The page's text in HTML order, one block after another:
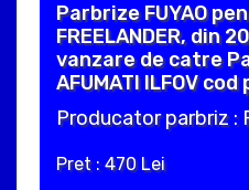
Parbrize FUYAO
FREELANDER, din
vanzare de catre
AFUMATI ILFOV
Producator parbriz :
Pret : 470 Lei